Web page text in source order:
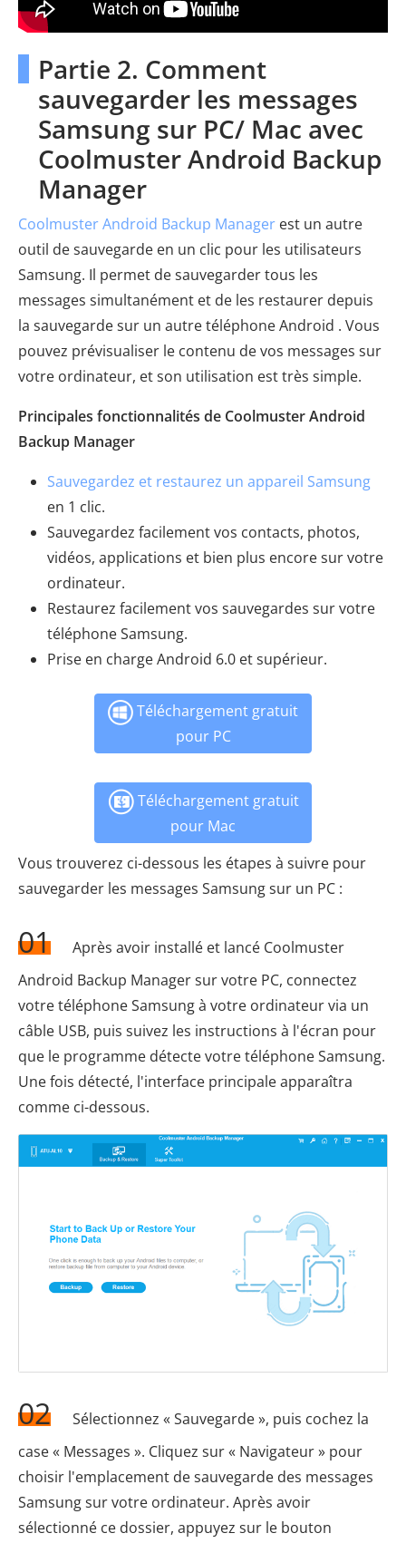
Partie 2. Comment
sauvegarder les messages
Samsung sur PC/ Mac avec
Coolmuster Android Backup
Manager
Coolmuster Android Backup Manager est un autre
outil de sauvegarde en un clic pour les utilisateurs
Samsung. Il permet de sauvegarder tous les
messages simultanément et de les restaurer depuis
la sauvegarde sur un autre téléphone Android . Vous
pouvez prévisualiser le contenu de vos messages sur
votre ordinateur, et son utilisation est très simple.
Principales fonctionnalités de Coolmuster Android
Backup Manager
Sauvegardez et restaurez un appareil Samsung
en 1 clic.
Sauvegardez facilement vos contacts, photos,
vidéos, applications et bien plus encore sur votre
ordinateur.
Restaurez facilement vos sauvegardes sur votre
téléphone Samsung.
Prise en charge Android 6.0 et supérieur.
Téléchargement gratuit
pour PC
Téléchargement gratuit
pour Mac
Vous trouverez ci-dessous les étapes à suivre pour
sauvegarder les messages Samsung sur un PC :
01
Après avoir installé et lancé Coolmuster
Android Backup Manager sur votre PC, connectez
votre téléphone Samsung à votre ordinateur via un
câble USB, puis suivez les instructions à l'écran pour
que le programme détecte votre téléphone Samsung.
Une fois détecté, l'interface principale apparaîtra
comme ci-dessous.
02
Sélectionnez « Sauvegarde », puis cochez la
case « Messages ». Cliquez sur « Navigateur » pour
choisir l'emplacement de sauvegarde des messages
Samsung sur votre ordinateur. Après avoir
sélectionné ce dossier, appuyez sur le bouton